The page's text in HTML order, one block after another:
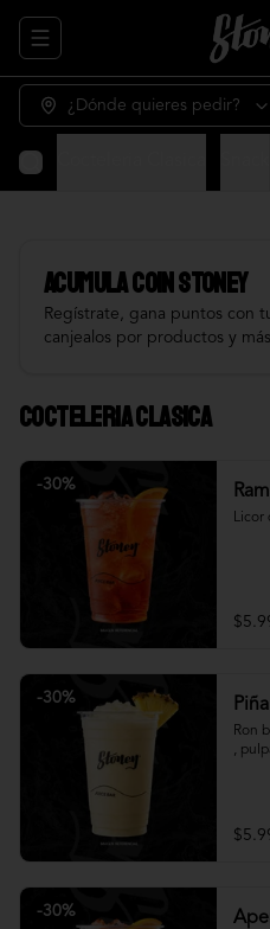
Abrir menu de navegación
¿Dónde quieres pedir?
AcumulaCOIN STONEY
Regístrate, gana puntos con
canjealos por productos y más
Cocteleria Clasica
-30%
Licor
-30%
Ron
,
-30%